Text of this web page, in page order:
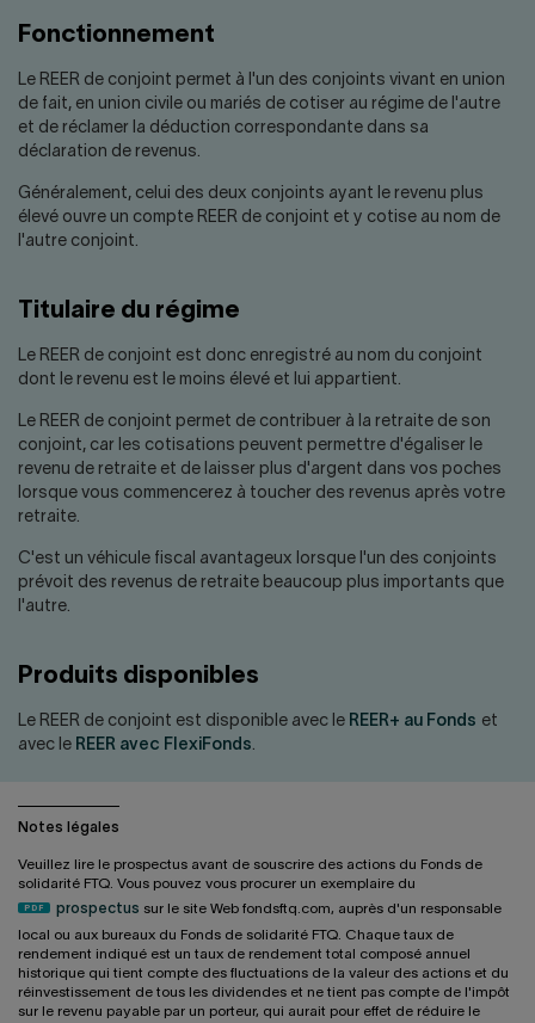
Fonctionnement
Le REER de conjoint permet à l'un des conjoints vivant en union
de fait, en union civile ou mariés de cotiser au régime de l'autre
et de réclamer la déduction correspondante dans sa
déclaration de revenus.
Généralement, celui des deux conjoints ayant le revenu plus
élevé ouvre un compte REER de conjoint et y cotise au nom de
l'autre conjoint.
Titulaire du régime
Le REER de conjoint est donc enregistré au nom du conjoint
dont le revenu est le moins élevé et lui appartient.
Le REER de conjoint permet de contribuer à la retraite de son
conjoint, car les cotisations peuvent permettre d'égaliser le
revenu de retraite et de laisser plus d'argent dans vos poches
lorsque vous commencerez à toucher des revenus après votre
retraite.
C'est un véhicule fiscal avantageux lorsque l'un des conjoints
prévoit des revenus de retraite beaucoup plus importants que
l'autre.
Produits disponibles
Le REER de conjoint est disponible avec le REER+ au Fonds et
avec le REER avec FlexiFonds.
Notes légales
Veuillez lire le prospectus avant de souscrire des actions du Fonds de
solidarité FTQ. Vous pouvez vous procurer un exemplaire du
prospectus sur le site Web fondsftq.com, auprès d'un responsable
local ou aux bureaux du Fonds de solidarité FTQ. Chaque taux de
rendement indiqué est un taux de rendement total composé annuel
historique qui tient compte des fluctuations de la valeur des actions et du
réinvestissement de tous les dividendes et ne tient pas compte de l'impôt
sur le revenu payable par un porteur, qui aurait pour effet de réduire le